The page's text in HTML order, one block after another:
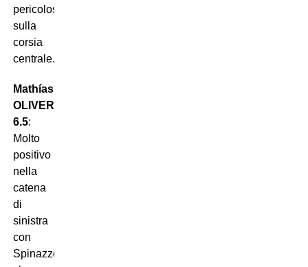
pericolosa,
sulla
corsia
centrale.
Mathías
OLIVERA
6.5:
Molto
positivo
nella
catena
di
sinistra
con
Spinazzola